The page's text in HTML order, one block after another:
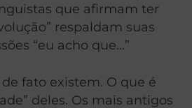
que afirmam ter
respaldam suas
“eu acho que…”
fato existem. O que é
deles. Os mais antigos